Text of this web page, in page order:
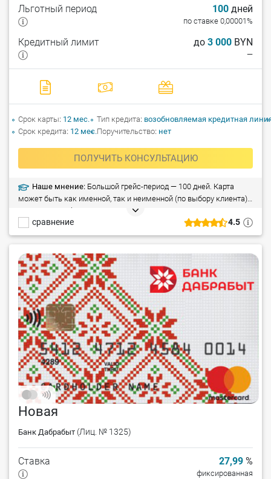
4.5
сравнение
Льготный период 100 дней
по ставке 0,00001%
Кредитный лимит до 3 000 BYN
—
ПОЛУЧИТЬ КОНСУЛЬТАЦИЮ
Срок карты 12 мес.
Срок кредита 12 мес.
Тип кредита возобновляемая кредитная
Поручительство нет
Наше мнение: Большой грейс-период — 100 дней. Карта
может быть как именной, так и неименной (по выбору клиента).
На остаток собственных средств начисляется 1%. Страхование
включено и идет бонусом, (т.е. за него ничего платить не нужно),
сроком на 1 год от утери и киберрисков от страховой компании
Новая
Банк Дабрабыт (Лиц. № 1325)
Ставка 27,99 %
фиксированная